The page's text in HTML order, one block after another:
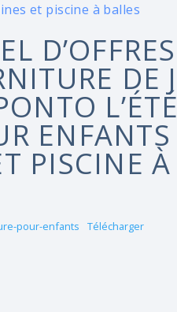
et piscine à balles
DE
ENFANTS
PISCINE À
pour-enfants Télécharger